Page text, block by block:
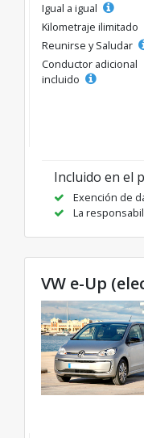
Igual a igual
Kilometraje ilimitado
Reunirse y Saludar
Conductor adicional
incluido
Incluido en el
Exención de
La
VW e-Up